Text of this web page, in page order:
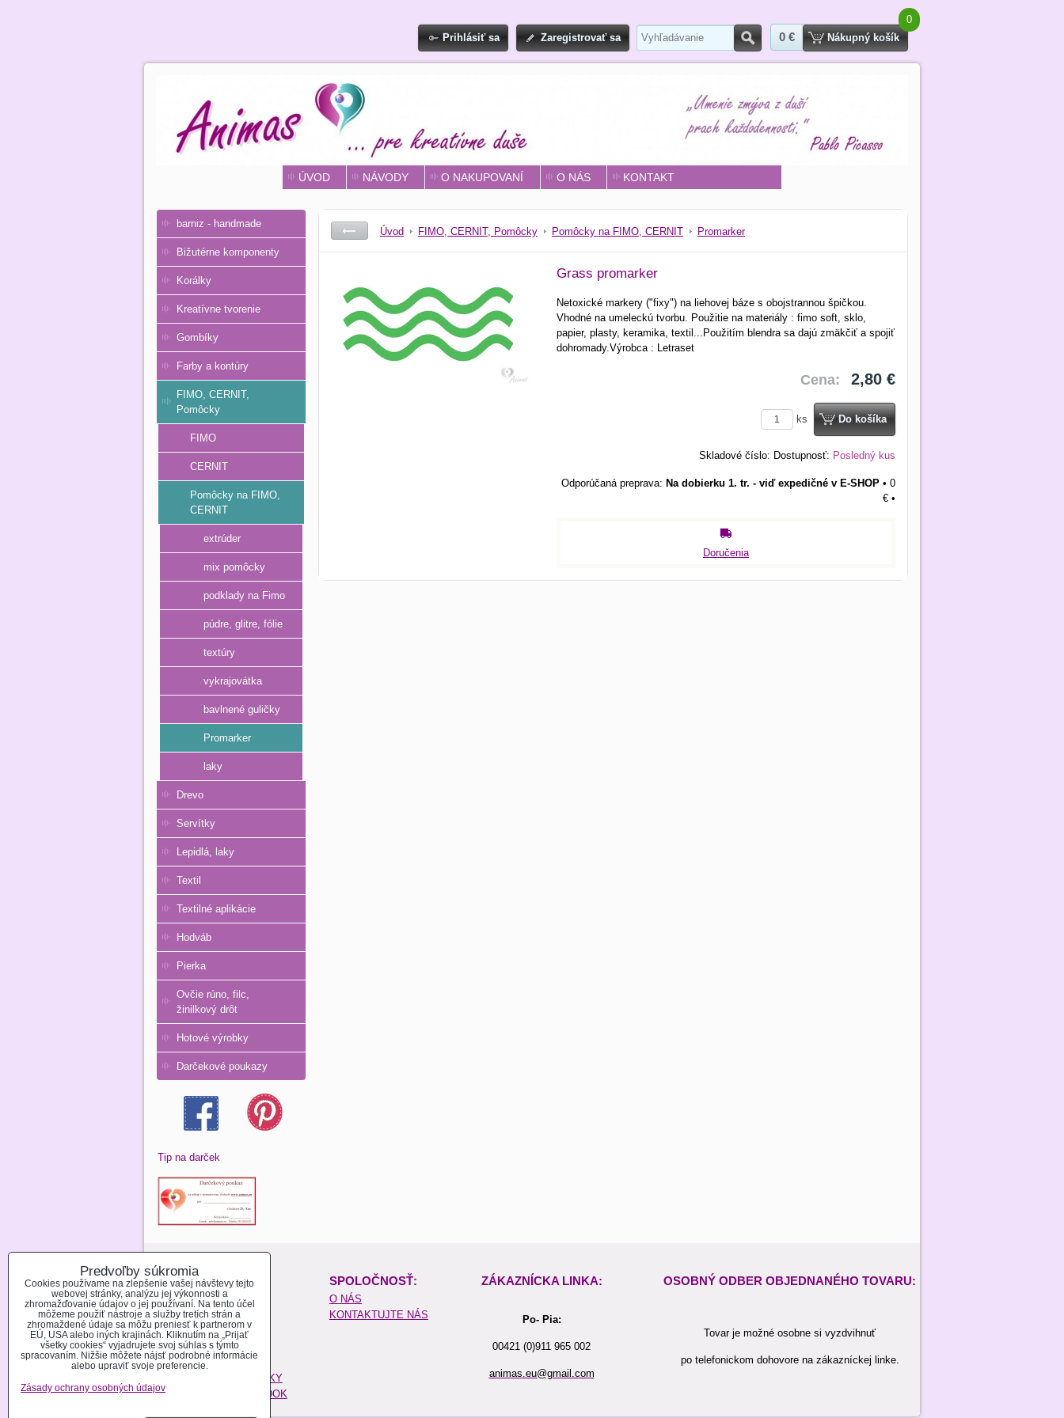
Prihlásiť sa Zaregistrovať sa Hľadať
0 €
0
Nákupný košík
ÚVOD NÁVODY O NAKUPOVANÍ O NÁS KONTAKT
Úvod FIMO, CERNIT, Pomôcky Pomôcky na FIMO, CERNIT Promarker
Grass promarker
Netoxické markery ("fixy") na liehovej báze s obojstrannou špičkou.
Vhodné na umeleckú tvorbu. Použitie na materiály : fimo soft, sklo,
papier, plasty, keramika, textil...Použitím blendra sa dajú zmäkčiť a spojiť
dohromady.Výrobca : Letraset
Cena: 2,80 €
ks Do košíka
Skladové číslo: Dostupnosť: Posledný kus
Na dobierku 1. tr. - viď expedičné v E-SHOP • 0
€ •
Doručenia
barniz - handmade
Bižutérne komponenty
Korálky
Kreatívne tvorenie
Gombíky
Farby a kontúry
FIMO, CERNIT,
Pomôcky
FIMO
CERNIT
Pomôcky na FIMO,
CERNIT
extrúder
mix pomôcky
podklady na Fimo
púdre, glitre, fólie
textúry
vykrajovátka
bavlnené guličky
Promarker
laky
Drevo
Servítky
Lepidlá, laky
Textil
Textilné aplikácie
Hodváb
Pierka
Ovčie rúno, filc,
žinilkový drôt
Hotové výrobky
Darčekové poukazy
Tip na darček
O NAKUPOVANÍ: SPOLOČNOSŤ: ZÁKAZNÍCKA LINKA: OSOBNÝ ODBER OBJEDNANÉHO TOVARU:
REGISTROVAŤ SA
AKO NAKUPOVAŤ
MOŽNOSTI PLATBY
MOŽNOSTI DOPRAVY
POŠTOVÉ NÁKLADY
OBCHODNÉ PODMIENKY
REKLAMAČNÝ PORIADOK
O NÁS
KONTAKTUJTE NÁS
Po- Pia:
00421 (0)911 965 002
animas.eu@gmail.com
Tovar je možné osobne si vyzdvihnuť
po telefonickom dohovore na zákazníckej linke.
Predvoľby súkromia
Cookies používame na zlepšenie vašej návštevy tejto
webovej stránky, analýzu jej výkonnosti a
zhromažďovanie údajov o jej používaní. Na tento účel
môžeme použiť nástroje a služby tretích strán a
zhromaždené údaje sa môžu preniesť k partnerom v
EÚ, USA alebo iných krajinách. Kliknutím na „Prijať
všetky cookies“ vyjadrujete svoj súhlas s týmto
spracovaním. Nižšie môžete nájsť podrobné informácie
alebo upraviť svoje preferencie.
Zásady ochrany osobných údajov